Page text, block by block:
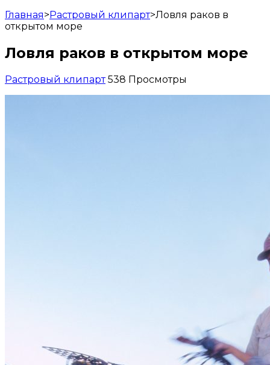
Главная>Растровый клипарт>Ловля раков в
открытом море
Ловля раков в открытом море
Растровый клипарт 538 Просмотры